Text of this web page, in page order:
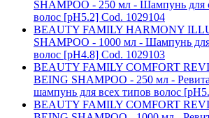
SHAMPOO - 250 мл - Шампунь для
волос [pH5.2] Cod. 1029104
BEAUTY FAMILY HARMONY
SHAMPOO - 1000 мл - Шампунь
волос [pH4.8] Cod. 1029103
BEAUTY FAMILY COMFORT
BEING SHAMPOO - 250 мл -
шампунь для всех типов волос
BEAUTY FAMILY COMFORT